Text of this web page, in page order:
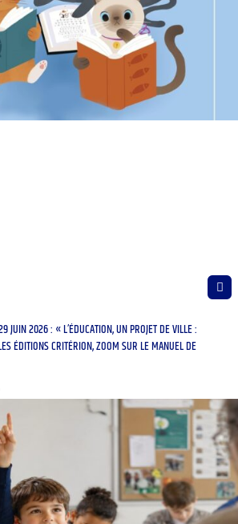
JUIN 2026 : « L’ÉDUCATION, UN PROJET DE VILLE :
ÉDITIONS CRITÉRION, ZOOM SUR LE MANUEL DE